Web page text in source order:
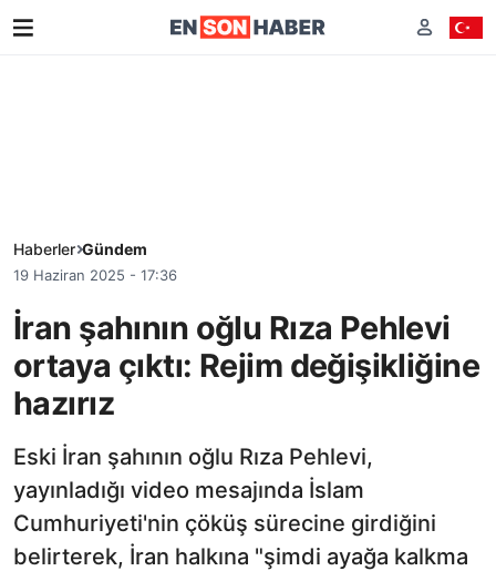
Haberler Gündem
19 Haziran 2025 - 17:36
İran şahının oğlu Rıza Pehlevi
ortaya çıktı: Rejim değişikliğine
hazırız
Eski İran şahının oğlu Rıza Pehlevi,
yayınladığı video mesajında İslam
Cumhuriyeti'nin çöküş sürecine girdiğini
belirterek, İran halkına "şimdi ayağa kalkma